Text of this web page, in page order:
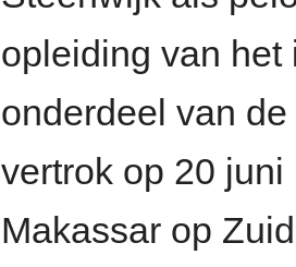
opleiding van
onderdeel van de
vertrok op 20 juni
Makassar op